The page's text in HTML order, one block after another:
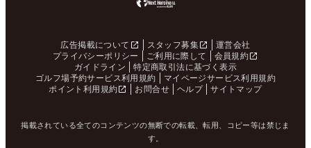
広告掲載について スタッフ募集
運営会社
プライバシーポリシー
ご利用に際して
会員規約
ガイドライン
特定商取引法に基づく表示
ゴルフ場予約サービス利用規約
マイページサービス利用規約
ポイント利用規約
お問合せ ヘルプ サイトマップ
掲載されている全てのコンテンツの無断での転載、転用、コピー等は禁じま
す。